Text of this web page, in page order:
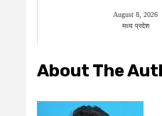
August 8, 2026
मध्य प्रदेश
About The